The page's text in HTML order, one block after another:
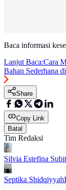
Baca informasi
Lanjut Baca:Cara
Bahan Sederhana
Share
Copy Link
Batal
Tim Redaksi
Silvia Estefina
Septika Shidqiyyah